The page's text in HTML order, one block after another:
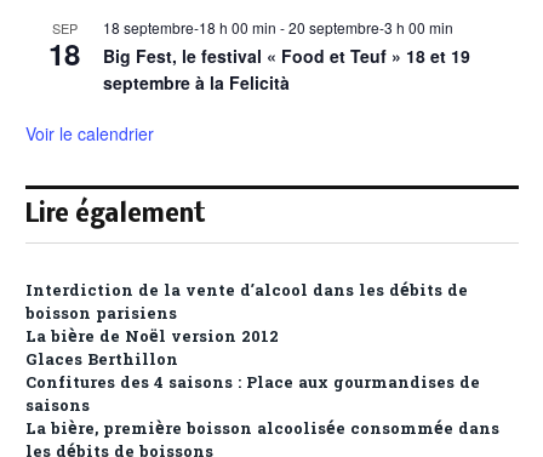
SEP
18
18 septembre-18 h 00 min -20 septembre-3 h 00 min
Big Fest, le festival « Food et Teuf » 18 et 19
septembre à la Felicità
Voir le calendrier
Lire également
Interdiction de la vente d’alcool dans les débits de
boisson parisiens
La bière de Noël version 2012
Glaces Berthillon
Confitures des 4 saisons : Place aux gourmandises de
saisons
La bière, première boisson alcoolisée consommée dans